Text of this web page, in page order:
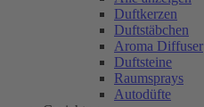
Duftkerzen
Duftstäbchen
Aroma Diffuser
Duftsteine
Raumsprays
Autodüfte